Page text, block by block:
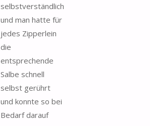
selbstverständlich
und man hatte für
jedes Zipperlein
die
entsprechende
Salbe schnell
selbst gerührt
und konnte so bei
Bedarf darauf